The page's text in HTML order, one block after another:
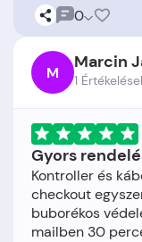
0
M Marcin
1
Gyors
Kontroller és
checkout
buborékos
mailben 30